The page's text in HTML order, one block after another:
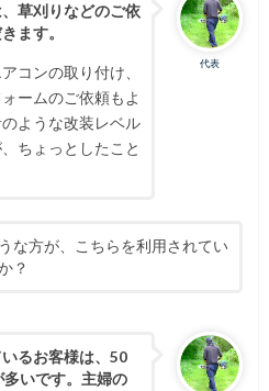
代表
草刈りなどのご依
ます。
コンの取り付け、
ームのご依頼もよ
ような改装レベル
ちょっとしたこと
な方が、こちらを利用されてい
？
るお客様は、50
いです。主婦の